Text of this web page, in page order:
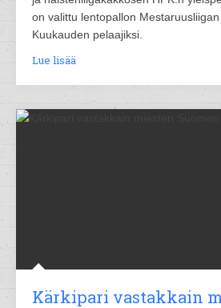
on valittu lentopallon
Kuukauden pelaajiksi.
Lue lisää
Kärkipari vastakkain